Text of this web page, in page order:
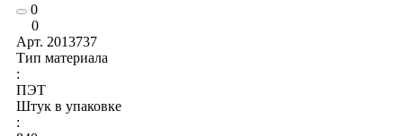
0
0
Арт. 2013737
Тип материала
:
ПЭТ
Штук в упаковке
: